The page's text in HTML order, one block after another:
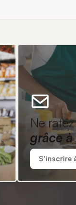
Ne
grâce
S'inscrire